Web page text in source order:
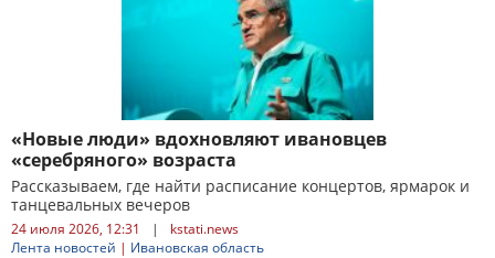
«Новые люди» вдохновляют ивановцев
«серебряного» возраста
Рассказываем, где найти расписание концертов, ярмарок и
танцевальных вечеров
24 июля 2026, 12:31 |
kstati.news
Лента новостей | Ивановская область